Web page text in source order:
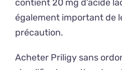
contient 20 mg d’acide
également important de
précaution.
Acheter Priligy sans